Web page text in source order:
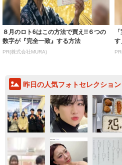
８月のロト6はこの方法で買え!!６つの
数字が『完全一致』する方法
PR(株式会社MURA)
す
昨日の人気フォトセレクション